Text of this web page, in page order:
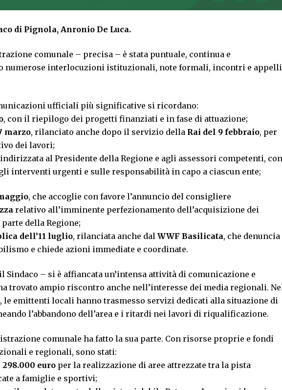
di Pignola, Anronio De Luca.
comunale – precisa – è stata puntuale, continua e
numerose interlocuzioni istituzionali, note formali, incontri e appelli
ufficiali più significative si ricordano:
, con il riepilogo dei progetti finanziati e in fase di attuazione;
marzo, rilanciato anche dopo il servizio della Rai del 9 febbraio, per
dei lavori;
al Presidente della Regione e agli assessori competenti, con
interventi urgenti e sulle responsabilità in capo a ciascun ente;
, che accoglie con favore l’annuncio del consigliere
relativo all’imminente perfezionamento dell’acquisizione dei
della Regione;
dell’11 luglio, rilanciata anche dal WWF Basilicata, che denuncia
e chiede azioni immediate e coordinate.
Sindaco – si è affiancata un’intensa attività di comunicazione e
trovato ampio riscontro anche nell’interesse dei media regionali.
emittenti locali hanno trasmesso servizi dedicati alla situazione di
l’abbandono dell’area e i ritardi nei lavori di riqualificazione.
comunale ha fatto la sua parte. Con risorse proprie e fondi
e regionali, sono stati:
euro per la realizzazione di aree attrezzate tra la pista
a famiglie e sportivi;